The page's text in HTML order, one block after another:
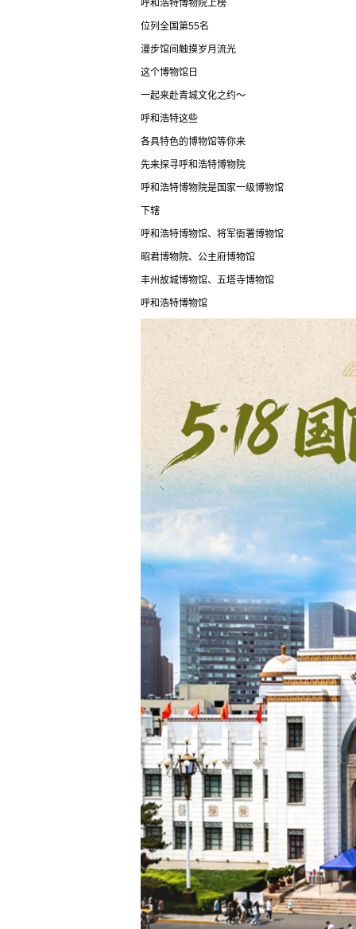
呼和浩特博物院上榜
位列全国第55名
漫步馆间触摸岁月流光
这个博物馆日
一起来赴青城文化之约～
呼和浩特这些
各具特色的博物馆等你来
先来探寻呼和浩特博物院
呼和浩特博物院是国家一级博物馆
下辖
呼和浩特博物馆、将军衙署博物馆
昭君博物院、公主府博物馆
丰州故城博物馆、五塔寺博物馆
呼和浩特博物馆